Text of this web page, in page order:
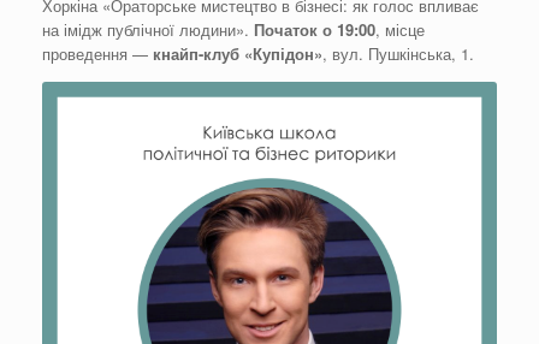
Хоркіна «Ораторське мистецтво в бізнесі: як голос впливає
на імідж публічної людини». Початок о 19:00, місце
проведення — кнайп-клуб «Купідон», вул. Пушкінська, 1.